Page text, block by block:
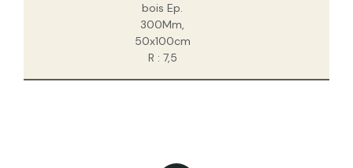
bois Ep.
300Mm,
50x100cm
R : 7,5